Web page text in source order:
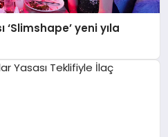
‘Slimshape’ yeni yıla